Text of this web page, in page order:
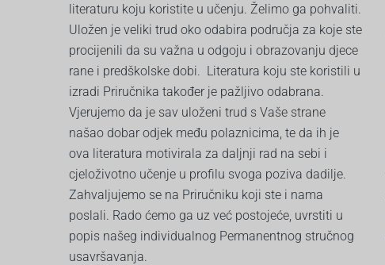
literaturu koju koristite u učenju. Želimo ga pohvaliti.
Uložen je veliki trud oko odabira područja za koje ste
procijenili da su važna u odgoju i obrazovanju djece
rane i predškolske dobi. Literatura koju ste koristili u
izradi Priručnika također je pažljivo odabrana.
Vjerujemo da je sav uloženi trud s Vaše strane
našao dobar odjek među polaznicima, te da ih je
ova literatura motivirala za daljnji rad na sebi i
cjeloživotno učenje u profilu svoga poziva dadilje.
Zahvaljujemo se na Priručniku koji ste i nama
poslali. Rado ćemo ga uz već postojeće, uvrstiti u
popis našeg individualnog Permanentnog stručnog
usavršavanja.